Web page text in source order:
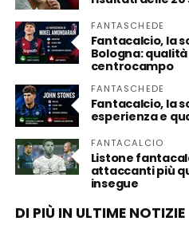
FANTASCHEDE
Fantacalcio, la
Bologna:
centrocampo
FANTASCHEDE
Fantacalcio, la
esperienza e
FANTACALCIO
Listone
attaccanti più
insegue
DI PIÙ IN ULTIME NOTIZIE